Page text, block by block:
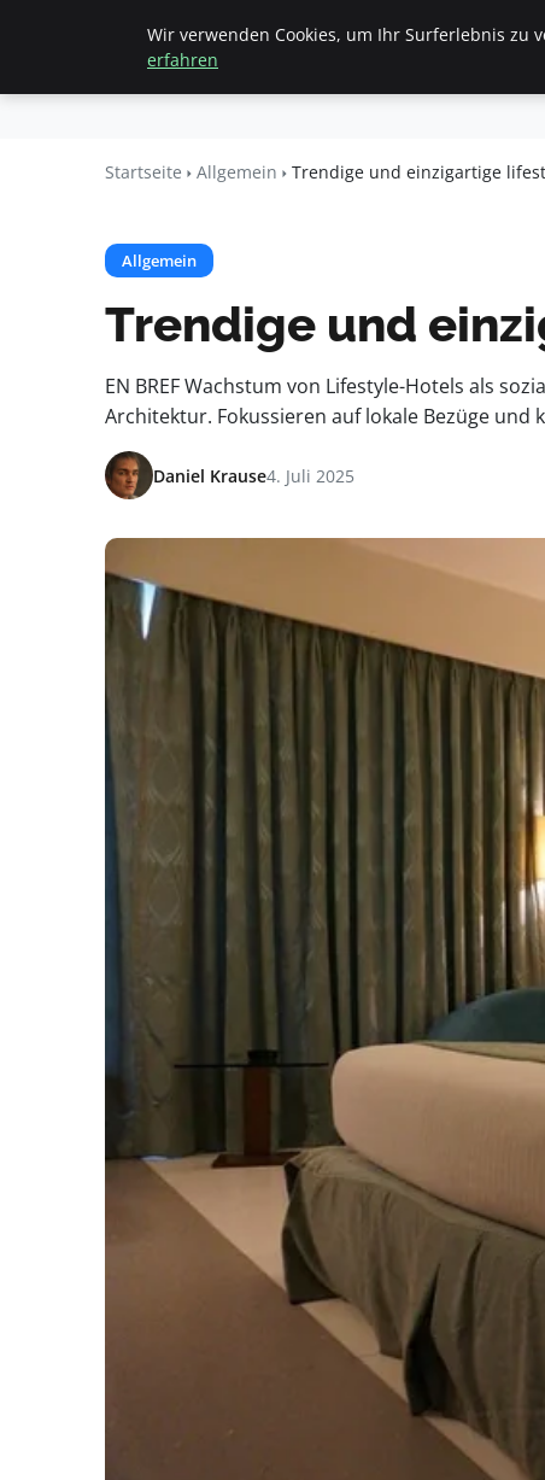
Beyond
Startseite
Startseite Allgemein Trendige und einzigartige
Allgemein
Trendige und
EN BREF Wachstum von Lifestyle-Hotels als
Architektur. Fokussieren auf lokale Bezüge und
Daniel Krause4. Juli 2025
Wir verwenden Cookies, um Ihr Surferlebnis zu
erfahren